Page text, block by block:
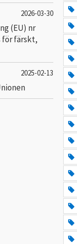
2026-03-30
(EU) nr
för färskt,
2025-02-13